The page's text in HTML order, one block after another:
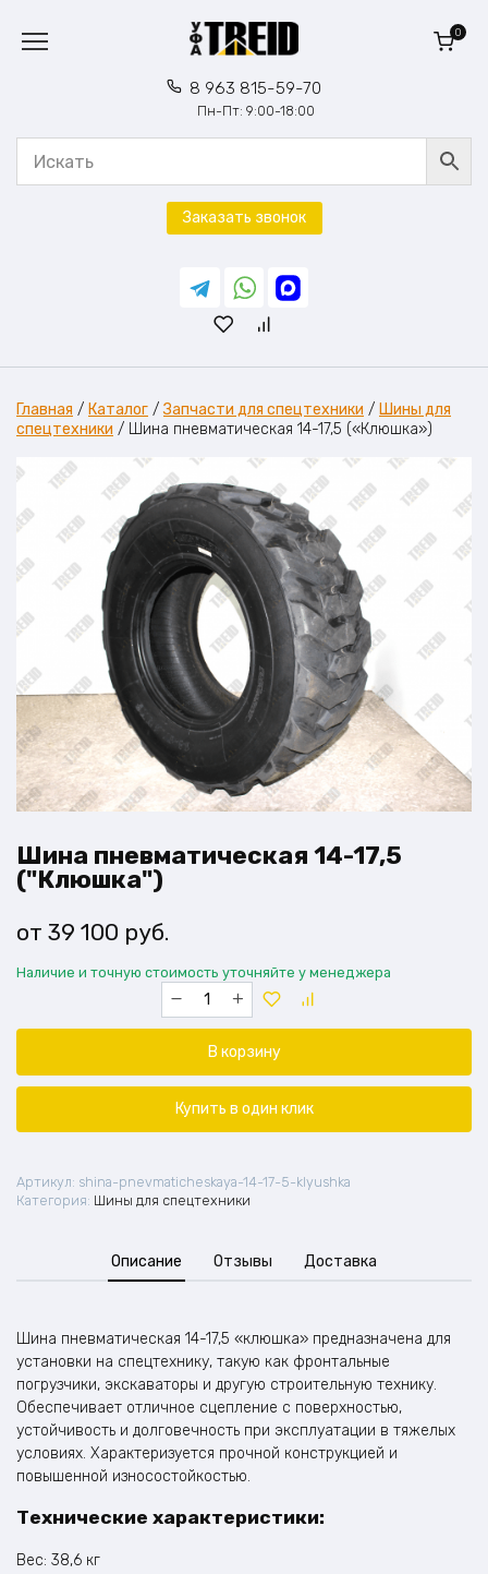
содержанию
8 963 815-59-70
Пн-Пт: 9:00-18:00
0
Заказать звонок
Главная / Каталог /Запчасти для спецтехники / Шины для
спецтехники / Шина пневматическая 14-17,5 («Клюшка»)
Шина пневматическая 14-17,5
("Клюшка")
39 100 руб.
Наличие и точную стоимость уточняйте у менеджера
Количество
товара
Шина
пневматическая
17,5
("Клюшка")
В корзину
Купить в один клик
Артикул: shina-pnevmaticheskaya-14-17-5-klyushka
Категория: Шины для спецтехники
Описание Отзывы Доставка
Шина пневматическая 14-17,5 «клюшка» предназначена для
установки на спецтехнику, такую как фронтальные
погрузчики, экскаваторы и другую строительную технику.
Обеспечивает отличное сцепление с поверхностью,
устойчивость и долговечность при эксплуатации в тяжелых
условиях. Характеризуется прочной конструкцией и
повышенной износостойкостью.
Технические характеристики:
Вес: 38,6 кг